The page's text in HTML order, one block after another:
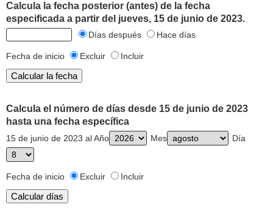
Calcula la fecha posterior (antes) de la fecha
especificada a partir del jueves, 15 de junio de 2023.
Días después Hace días
Fecha de inicio Excluir Incluir
Calcula el número de días desde 15 de junio de 2023
hasta una fecha específica
15 de junio de 2023 al Año Mes Día
Fecha de inicio Excluir Incluir